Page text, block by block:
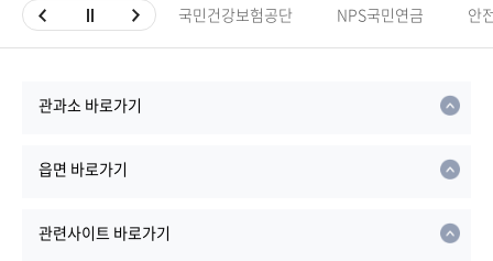
국민건강보험공단 NPS국민연금 안
관과소 바로가기
읍면 바로가기
관련사이트 바로가기